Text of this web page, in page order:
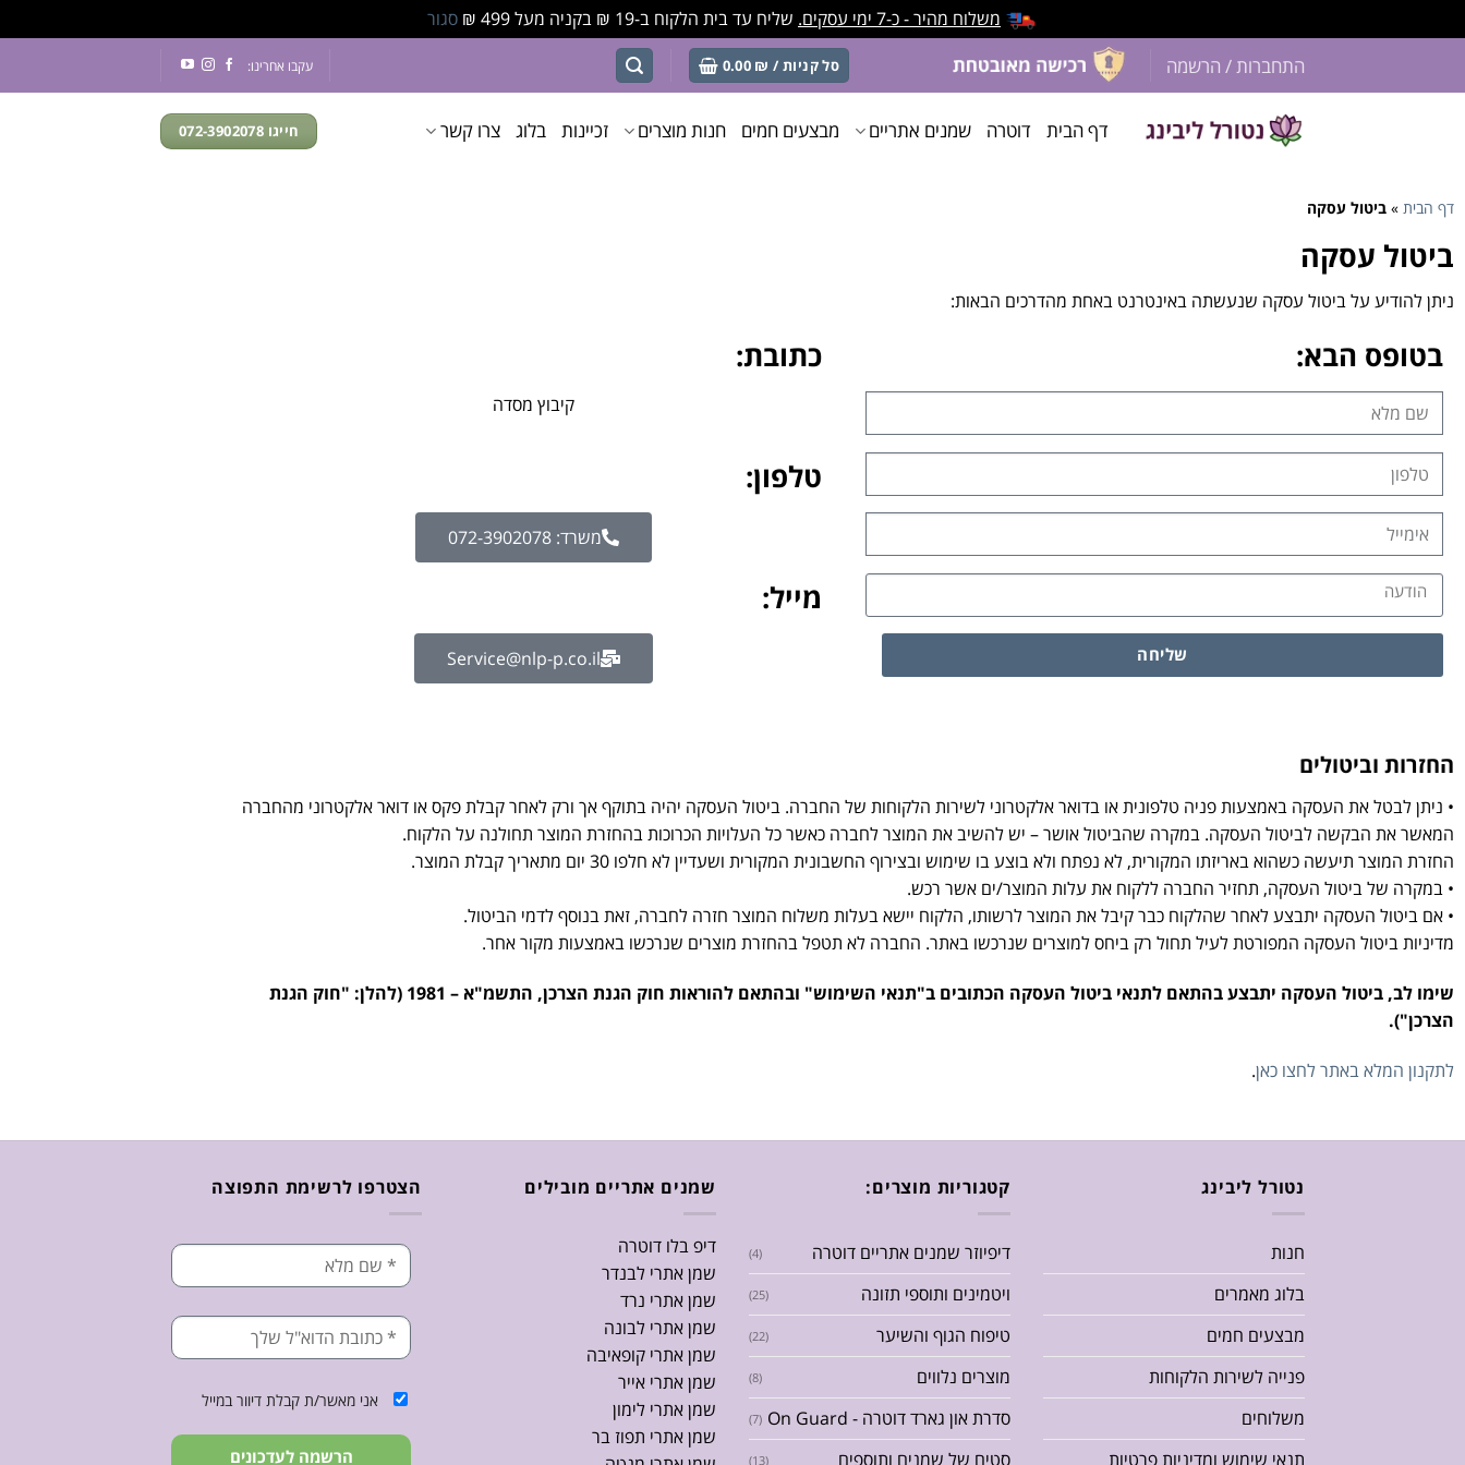
משלוח מהיר - כ-7 ימי עסקים. שליח עד בית הלקוח ב-19 ₪ בקניה מעל 499 ₪ סגור
התחברות / הרשמה סל קניות / 0.00 ₪ עקבו אחרינו:
דף הבית דוטרה שמנים אתריים מבצעים חמים חנות מוצרים זכיינות בלוג צרו קשר חייגו 072-3902078
דף הבית » ביטול עסקה
ביטול עסקה
ניתן להודיע על ביטול עסקה שנעשתה באינטרנט באחת מהדרכים הבאות:
בטופס הבא:
שליחה
כתובת:
קיבוץ מסדה
טלפון:
משרד: 072-3902078
מייל:
Service@nlp-p.co.il
החזרות וביטולים
• ניתן לבטל את העסקה באמצעות פניה טלפונית או בדואר אלקטרוני לשירות הלקוחות של החברה. ביטול העסקה יהיה בתוקף אך ורק לאחר קבלת פקס או דואר אלקטרוני מהחברה
המאשר את הבקשה לביטול העסקה. במקרה שהביטול אושר – יש להשיב את המוצר לחברה כאשר כל העלויות הכרוכות בהחזרת המוצר תחולנה על הלקוח.
החזרת המוצר תיעשה כשהוא באריזתו המקורית, לא נפתח ולא בוצע בו שימוש ובצירוף החשבונית המקורית ושעדיין לא חלפו 30 יום מתאריך קבלת המוצר.
• במקרה של ביטול העסקה, תחזיר החברה ללקוח את עלות המוצר/ים אשר רכש.
• אם ביטול העסקה יתבצע לאחר שהלקוח כבר קיבל את המוצר לרשותו, הלקוח יישא בעלות משלוח המוצר חזרה לחברה, זאת בנוסף לדמי הביטול.
מדיניות ביטול העסקה המפורטת לעיל תחול רק ביחס למוצרים שנרכשו באתר. החברה לא תטפל בהחזרת מוצרים שנרכשו באמצעות מקור אחר.
שימו לב, ביטול העסקה יתבצע בהתאם לתנאי ביטול העסקה הכתובים ב"תנאי השימוש" ובהתאם להוראות חוק הגנת הצרכן, התשמ"א – 1981 (להלן: "חוק הגנת
הצרכן").
לתקנון המלא באתר לחצו כאן.
נטורל ליבינג
חנות
בלוג מאמרים
מבצעים חמים
פנייה לשירות הלקוחות
משלוחים
תנאי שימוש ומדיניות פרטיות
קטגוריות מוצרים:
דיפיוזר שמנים אתריים דוטרה (4)
ויטמינים ותוספי תזונה (25)
טיפוח הגוף והשיער (22)
מוצרים נלווים (8)
סדרת און גארד דוטרה - On Guard (7)
סטים של שמנים ותוספים (13)
שמנים אתריים מובילים
דיפ בלו דוטרה
שמן אתרי לבנדר
שמן אתרי נרד
שמן אתרי לבונה
שמן אתרי קופאיבה
שמן אתרי אייר
שמן אתרי לימון
שמן אתרי תפוז בר
הצטרפו לרשימת התפוצה
אני מאשר/ת קבלת דיוור במייל
הרשמה לעדכונים